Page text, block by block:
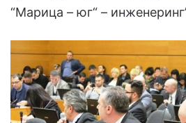
“Марица – юг“ –